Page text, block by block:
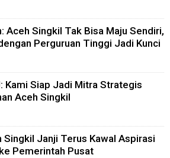
Aceh Singkil Tak Bisa Maju Sendiri,
Perguruan Tinggi Jadi Kunci
Kami Siap Jadi Mitra Strategis
Aceh Singkil
Singkil Janji Terus Kawal Aspirasi
Pemerintah Pusat